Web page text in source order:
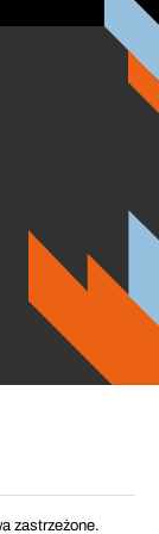
zastrzeżone.